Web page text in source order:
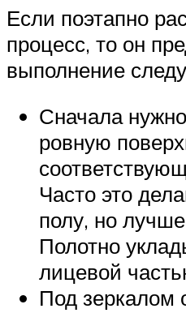
Если поэтапно
процесс, то он
выполнение
Сначала
ровную
Часто это
полу, но
Полотно
лицевой
Под зеркалом